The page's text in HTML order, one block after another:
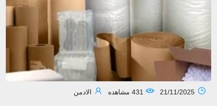
الادمن